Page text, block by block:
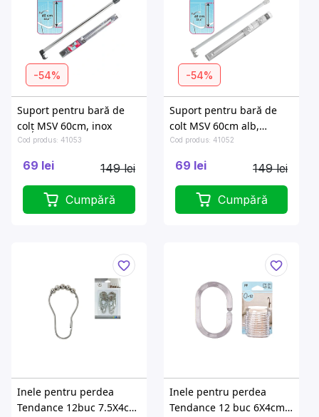
-54%
Suport pentru bară de
colț MSV 60cm, inox
Cod produs: 41053
69 lei 149 lei
Cumpără
-54%
Suport pentru bară de
colt MSV 60cm alb,
aluminiu
Cod produs: 41052
69 lei 149 lei
Cumpără
Inele pentru perdea
Tendance 12buc 7.5X4cm,
Inele pentru perdea
Tendance 12 buc 6X4cm,